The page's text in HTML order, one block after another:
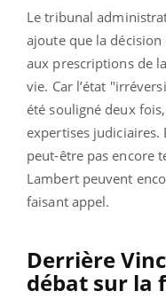
Le tribunal
ajoute que la décision
aux prescriptions de
vie. Car l’état
été souligné deux
expertises judiciaires.
peut-être pas encore
Lambert peuvent
faisant appel.
Derrière
débat sur la